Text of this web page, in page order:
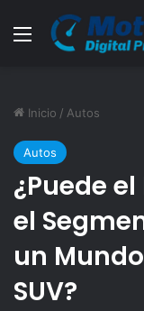
Menú
Inicio / Autos
Autos
¿Puede
el
un
SUV?